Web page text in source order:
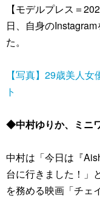
【モデルプレス＝
日、自身の
た。
【写真】29歳美人
ト
◆中村ゆりか、ミニ
中村は「今日は『
台に行きました！」
を務める映画「チェ